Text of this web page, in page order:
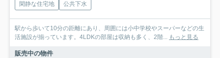
閑静な住宅地 公共下水
駅から歩いて10分の距離にあり、周囲には小中学校やスーパーなどの生
活施設が揃っています。4LDKの部屋は収納も多く、2階... もっと見る
販売中の物件